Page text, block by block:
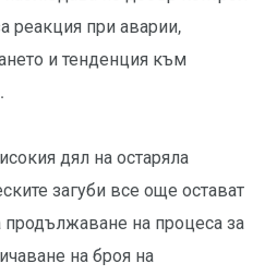
реакция при аварии,
и тенденция към
дял на остаряла
загуби все още остават
продължаване на процеса за
на броя на